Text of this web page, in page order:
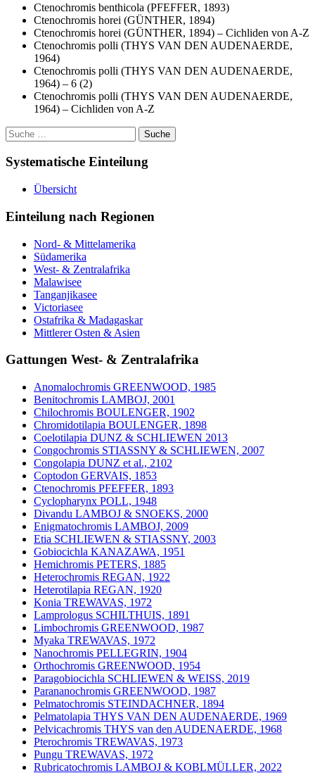
Ctenochromis benthicola (PFEFFER, 1893)
Ctenochromis horei (GÜNTHER, 1894)
Ctenochromis horei (GÜNTHER, 1894) – Cichliden von A-Z
Ctenochromis polli (THYS VAN DEN AUDENAERDE,
1964)
Ctenochromis polli (THYS VAN DEN AUDENAERDE,
1964) – 6 (2)
Ctenochromis polli (THYS VAN DEN AUDENAERDE,
1964) – Cichliden von A-Z
Suche
nach:
Systematische Einteilung
Übersicht
Einteilung nach Regionen
Nord- & Mittelamerika
Südamerika
West- & Zentralafrika
Malawisee
Tanganjikasee
Victoriasee
Ostafrika & Madagaskar
Mittlerer Osten & Asien
Gattungen West- & Zentralafrika
Anomalochromis GREENWOOD, 1985
Benitochromis LAMBOJ, 2001
Chilochromis BOULENGER, 1902
Chromidotilapia BOULENGER, 1898
Coelotilapia DUNZ & SCHLIEWEN 2013
Congochromis STIASSNY & SCHLIEWEN, 2007
Congolapia DUNZ et al., 2102
Coptodon GERVAIS, 1853
Ctenochromis PFEFFER, 1893
Cyclopharynx POLL, 1948
Divandu LAMBOJ & SNOEKS, 2000
Enigmatochromis LAMBOJ, 2009
Etia SCHLIEWEN & STIASSNY, 2003
Gobiocichla KANAZAWA, 1951
Hemichromis PETERS, 1885
Heterochromis REGAN, 1922
Heterotilapia REGAN, 1920
Konia TREWAVAS, 1972
Lamprologus SCHILTHUIS, 1891
Limbochromis GREENWOOD, 1987
Myaka TREWAVAS, 1972
Nanochromis PELLEGRIN, 1904
Orthochromis GREENWOOD, 1954
Paragobiocichla SCHLIEWEN & WEISS, 2019
Parananochromis GREENWOOD, 1987
Pelmatochromis STEINDACHNER, 1894
Pelmatolapia THYS VAN DEN AUDENAERDE, 1969
Pelvicachromis THYS van den AUDENAERDE, 1968
Pterochromis TREWAVAS, 1973
Pungu TREWAVAS, 1972
Rubricatochromis LAMBOJ & KOBLMÜLLER, 2022